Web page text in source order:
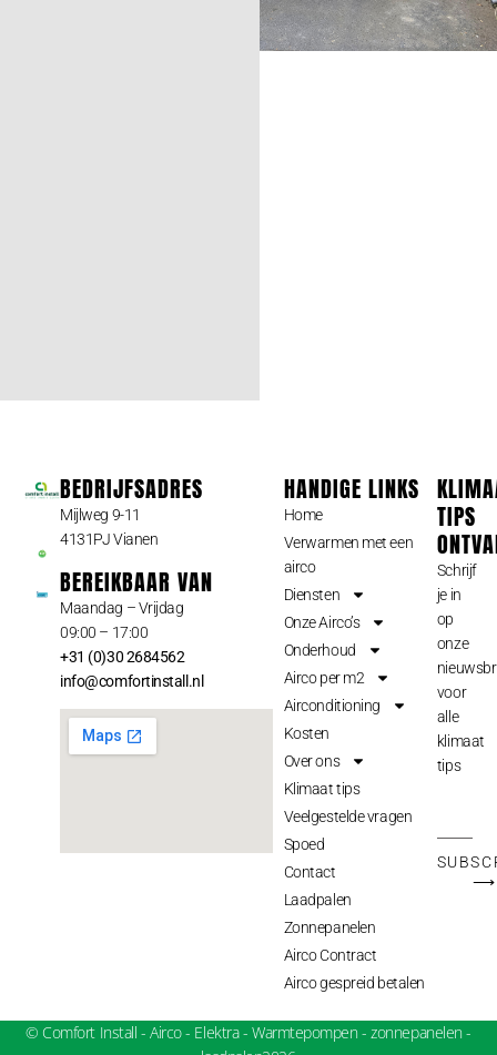
BEDRIJFSADRES
Mijlweg 9-11
4131PJ Vianen
BEREIKBAAR VAN
Maandag – Vrijdag
09:00 – 17:00
+31 (0)30 2684562
info@comfortinstall.nl
HANDIGE LINKS
Home
Verwarmen met een
airco
Diensten
Onze Airco’s
Onderhoud
Airco per m2
Airconditioning
Kosten
Over ons
Klimaat tips
Veelgestelde vragen
Spoed
Contact
Laadpalen
Zonnepanelen
Airco Contract
Airco gespreid betalen
TIPS
Schrijf
je in
op
onze
voor
alle
klimaat
tips
⟶
© Comfort Install - Airco - Elektra - Warmtepompen - zonnepanelen -